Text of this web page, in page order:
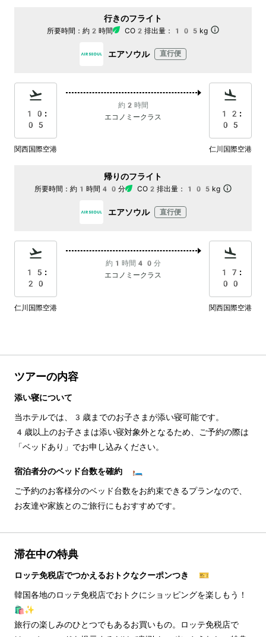
行きのフライト
所要時間： 約2時間 CO2排出量： 105kg
エアソウル 直行便
10:
05
約2時間
エコノミークラス
12:
05
関西国際空港 仁川国際空港
帰りのフライト
所要時間： 約1時間40分 CO2排出量： 105kg
エアソウル 直行便
15:
20
約1時間40分
エコノミークラス
17:
00
仁川国際空港 関西国際空港
ツアーの内容
添い寝について
当ホテルでは、3歳までのお子さまが添い寝可能です。
4歳以上のお子さまは添い寝対象外となるため、ご予約の際は
「ベッドあり」でお申し込みください。
宿泊者分のベッド台数を確約 🛏️
ご予約のお客様分のベッド台数をお約束できるプランなので、
お友達や家族とのご旅行にもおすすめです。
滞在中の特典
ロッテ免税店でつかえるおトクなクーポンつき 🎫
韓国各地のロッテ免税店でおトクにショッピングを楽しもう！
🛍️✨
旅行の楽しみのひとつでもあるお買いもの。ロッテ免税店で